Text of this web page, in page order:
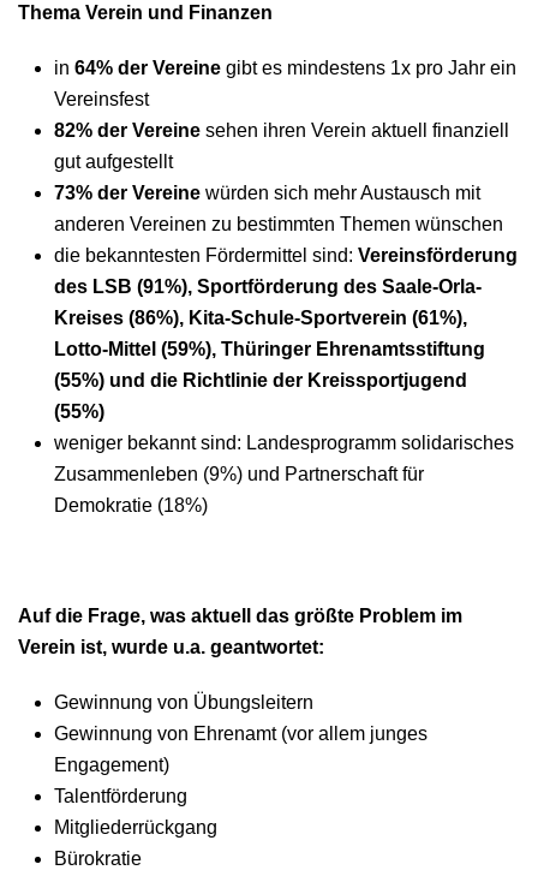
Thema Verein und Finanzen
in 64% der Vereine gibt es mindestens 1x pro Jahr ein
Vereinsfest
82% der Vereine sehen ihren Verein aktuell finanziell
gut aufgestellt
73% der Vereine würden sich mehr Austausch mit
anderen Vereinen zu bestimmten Themen wünschen
die bekanntesten Fördermittel sind: Vereinsförderung
des LSB (91%), Sportförderung des Saale-Orla-
Kreises (86%), Kita-Schule-Sportverein (61%),
Lotto-Mittel (59%), Thüringer Ehrenamtsstiftung
(55%) und die Richtlinie der Kreissportjugend
(55%)
weniger bekannt sind: Landesprogramm solidarisches
Zusammenleben (9%) und Partnerschaft für
Demokratie (18%)
Auf die Frage, was aktuell das größte Problem im
Verein ist, wurde u.a. geantwortet:
Gewinnung von Übungsleitern
Gewinnung von Ehrenamt (vor allem junges
Engagement)
Talentförderung
Mitgliederrückgang
Bürokratie